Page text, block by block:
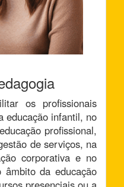
os profissionais
educação infantil, no
profissional,
de serviços, na
corporativa e no
da educação